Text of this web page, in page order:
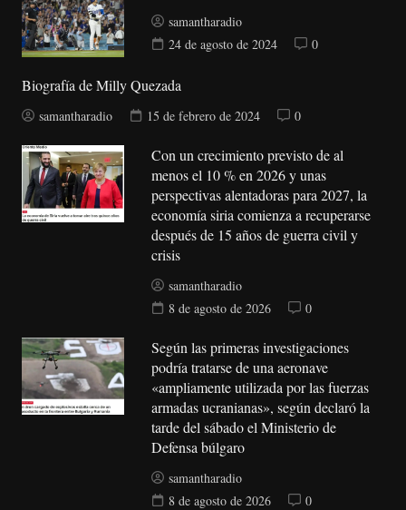
samantharadio
24 de agosto de 2024
0
Biografía de Milly Quezada
samantharadio 15 de febrero de 2024 0
Con un crecimiento previsto de al
menos el 10 % en 2026 y unas
perspectivas alentadoras para 2027, la
economía siria comienza a recuperarse
después de 15 años de guerra civil y
crisis
samantharadio
8 de agosto de 2026
0
Según las primeras investigaciones
podría tratarse de una aeronave
«ampliamente utilizada por las fuerzas
armadas ucranianas», según declaró la
tarde del sábado el Ministerio de
Defensa búlgaro
samantharadio
8 de agosto de 2026
0